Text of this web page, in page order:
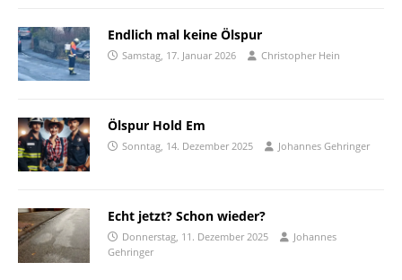
Endlich mal keine Ölspur
Samstag, 17. Januar 2026 Christopher Hein
Ölspur Hold Em
Sonntag, 14. Dezember 2025 Johannes Gehringer
Echt jetzt? Schon wieder?
Donnerstag, 11. Dezember 2025
Johannes
Gehringer